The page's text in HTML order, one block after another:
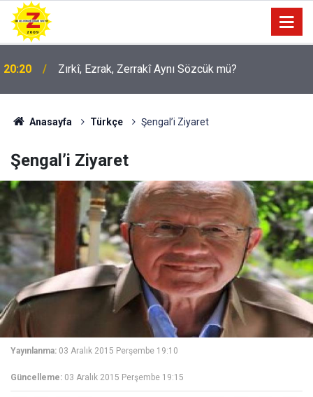
09:56 Ji Zilma Partîzanan Nimûneyeka Piçûk
Anasayfa Türkçe Şengal’i Ziyaret
Şengal’i Ziyaret
Yayınlanma: 03 Aralık 2015 Perşembe 19:10
Güncelleme: 03 Aralık 2015 Perşembe 19:15